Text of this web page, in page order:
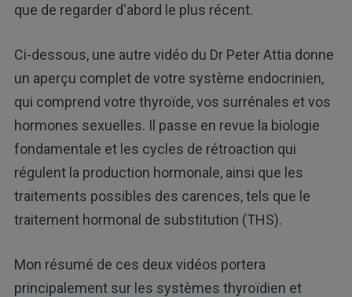
que de regarder d'abord le plus récent.
Ci-dessous, une autre vidéo du Dr Peter Attia donne
un aperçu complet de votre système endocrinien,
qui comprend votre thyroïde, vos surrénales et vos
hormones sexuelles. Il passe en revue la biologie
fondamentale et les cycles de rétroaction qui
régulent la production hormonale, ainsi que les
traitements possibles des carences, tels que le
traitement hormonal de substitution (THS).
Mon résumé de ces deux vidéos portera
principalement sur les systèmes thyroïdien et